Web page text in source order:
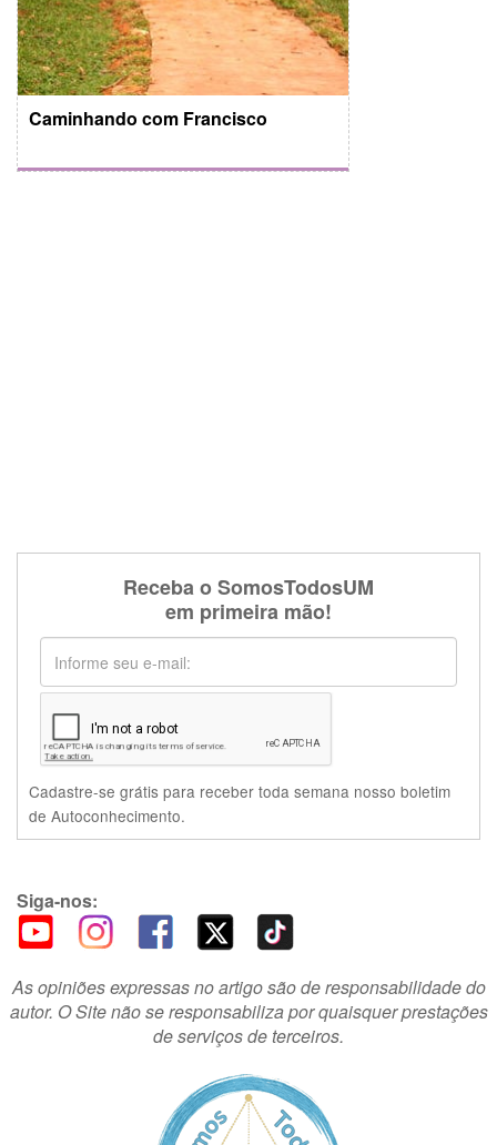
Caminhando com Francisco
Receba o SomosTodosUM
em primeira mão!
Cadastre-se grátis para receber toda semana nosso boletim
de Autoconhecimento.
Siga-nos:
As opiniões expressas no artigo são de responsabilidade do
autor. O Site não se responsabiliza por quaisquer prestações
de serviços de terceiros.